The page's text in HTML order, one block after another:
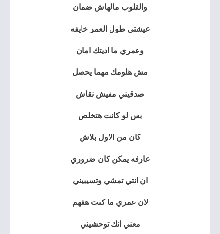
والقلوب مالهاش ضمان
عيشتي طول العمر خايفه
وعمري ما اديتك امان
مش هلومك مهما يحصل
صدقيني مفيش نقاش
بس لو كانت هتخلص
كان من الاول بلاش
عارفه يمكن كان ضروري
ان انتي تمشي وتسيبيني
لان عمري ما كنت هفهم
معني انك توحشيني